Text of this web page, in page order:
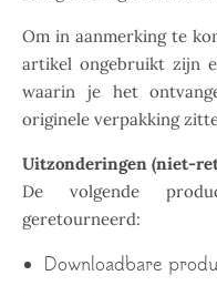
Om in aanmerking te
artikel ongebruikt zijn
waarin je het
originele verpakking
Uitzonderingen (niet-
De volgende
geretourneerd:
Downloadbare